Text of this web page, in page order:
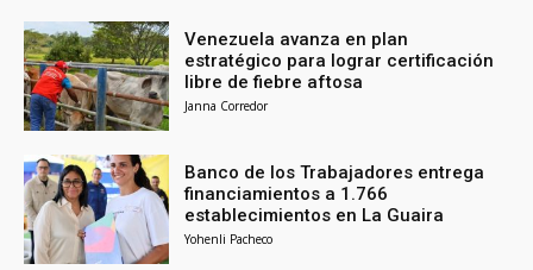
Venezuela avanza en plan
estratégico para lograr certificación
libre de fiebre aftosa
Janna Corredor
Banco de los Trabajadores entrega
financiamientos a 1.766
establecimientos en La Guaira
Yohenli Pacheco